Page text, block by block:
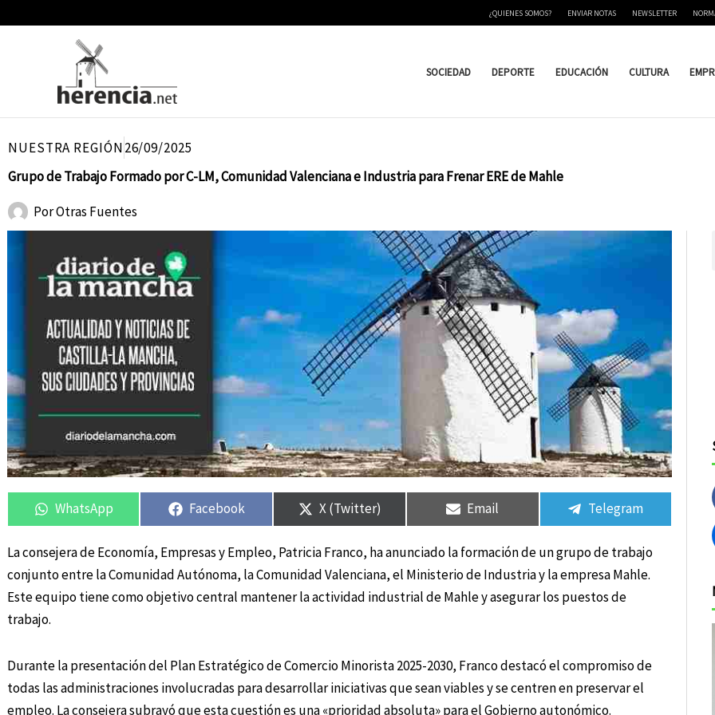
¿QUIENES SOMOS? ENVIAR NOTAS NEWSLETTER
SOCIEDAD DEPORTE EDUCACIÓN CULTURA
NUESTRA REGIÓN26/09/2025
Grupo de Trabajo Formado por C-LM, Comunidad Valenciana e Industria para Frenar ERE de Mahle
PorOtras Fuentes
Compartir
en
WhatsApp
Compartir
en
Facebook
Compartir
en
X (Twitter)
Compartir
en
Email
Compartir
en
Telegram
La consejera de Economía, Empresas y Empleo, Patricia Franco, ha anunciado la formación de un grupo de trabajo
conjunto entre la Comunidad Autónoma, la Comunidad Valenciana, el Ministerio de Industria y la empresa Mahle.
Este equipo tiene como objetivo central mantener la actividad industrial de Mahle y asegurar los puestos de
trabajo.
Durante la presentación del Plan Estratégico de Comercio Minorista 2025-2030, Franco destacó el compromiso de
todas las administraciones involucradas para desarrollar iniciativas que sean viables y se centren en preservar el
empleo. La consejera subrayó que esta cuestión es una «prioridad absoluta» para el Gobierno autonómico.
Compartir
en
Compartir
en
Compartir
en
Compartir
en
Compartir
en